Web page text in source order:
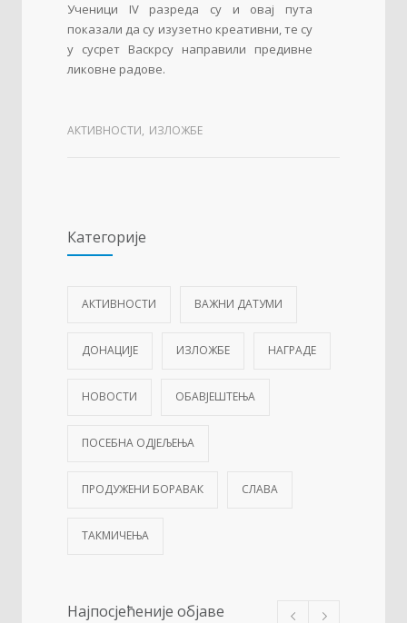
Ученици IV разреда су и овај пута
показали да су изузетно креативни, те су
у сусрет Васкрсу направили предивне
ликовне радове.
АКТИВНОСТИ, ИЗЛОЖБЕ
Категорије
АКТИВНОСТИ ВАЖНИ ДАТУМИ
ДОНАЦИЈЕ ИЗЛОЖБЕ НАГРАДЕ
НОВОСТИ ОБАВЈЕШТЕЊА
ПОСЕБНА ОДЈЕЉЕЊА
ПРОДУЖЕНИ БОРАВАК СЛАВА
ТАКМИЧЕЊА
Најпосјећеније објаве